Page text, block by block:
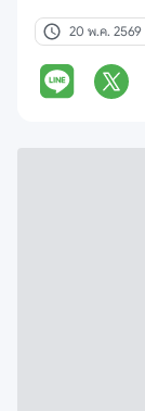
20 พ.ค. 2569